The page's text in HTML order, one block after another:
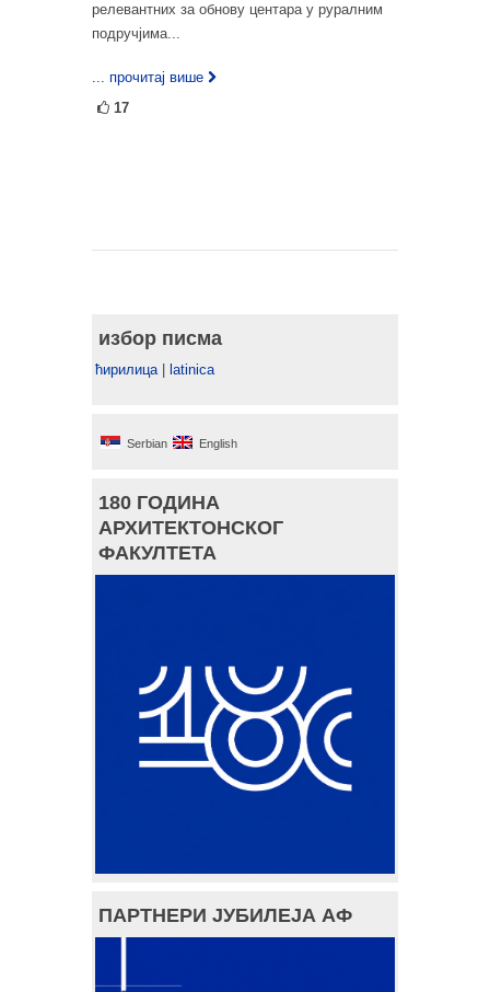
релевантних за обнову центара у руралним
подручјима...
... прочитај више
17
избор писма
ћирилица| latinica
Serbian English
180 ГОДИНА
АРХИТЕКТОНСКОГ
ФАКУЛТЕТА
ПАРТНЕРИ ЈУБИЛЕЈА АФ